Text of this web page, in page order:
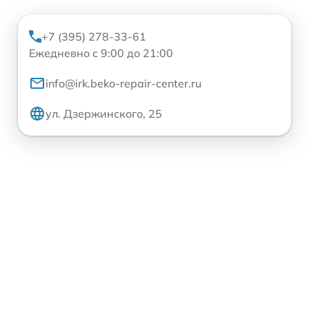
+7 (395) 278-33-61
Ежедневно с 9:00 до 21:00
info@irk.beko-repair-center.ru
ул. Дзержинского, 25